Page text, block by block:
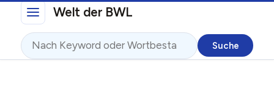
Direkt zum InhaltWelt der BWL
Suche